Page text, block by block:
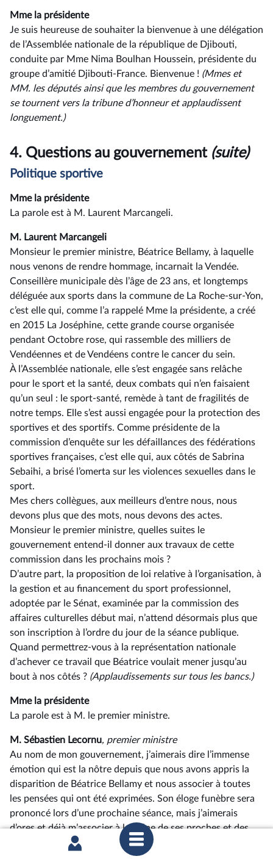
Mme la présidente
Je suis heureuse de souhaiter la bienvenue à une délégation
de l’Assemblée nationale de la république de Djibouti,
conduite par Mme Nima Boulhan Houssein, présidente du
groupe d’amitié Djibouti-France. Bienvenue ! (Mmes et
MM. les députés ainsi que les membres du gouvernement
se tournent vers la tribune d’honneur et applaudissent
longuement.)
4. Questions au gouvernement(suite)
Politique sportive
Mme la présidente
La parole est à M. Laurent Marcangeli.
M. Laurent Marcangeli
Monsieur le premier ministre, Béatrice Bellamy, à laquelle
nous venons de rendre hommage, incarnait la Vendée.
Conseillère municipale dès l’âge de 23 ans, et longtemps
déléguée aux sports dans la commune de La Roche-sur-Yon,
c’est elle qui, comme l’a rappelé Mme la présidente, a créé
en 2015 La Joséphine, cette grande course organisée
pendant Octobre rose, qui rassemble des milliers de
Vendéennes et de Vendéens contre le cancer du sein.
À l’Assemblée nationale, elle s’est engagée sans relâche
pour le sport et la santé, deux combats qui n’en faisaient
qu’un seul : le sport-santé, remède à tant de fragilités de
notre temps. Elle s’est aussi engagée pour la protection des
sportives et des sportifs. Comme présidente de la
commission d’enquête sur les défaillances des fédérations
sportives françaises, c’est elle qui, aux côtés de Sabrina
Sebaihi, a brisé l’omerta sur les violences sexuelles dans le
sport.
Mes chers collègues, aux meilleurs d’entre nous, nous
devons plus que des mots, nous devons des actes.
Monsieur le premier ministre, quelles suites le
gouvernement entend-il donner aux travaux de cette
commission dans les prochains mois ?
D’autre part, la proposition de loi relative à l’organisation, à
la gestion et au financement du sport professionnel,
adoptée par le Sénat, examinée par la commission des
affaires culturelles début mai, n’attend désormais plus que
son inscription à l’ordre du jour de la séance publique.
Quand permettrez-vous à la représentation nationale
d’achever ce travail que Béatrice voulait mener jusqu’au
bout à nos côtés ? (Applaudissements sur tous les bancs.)
Mme la présidente
La parole est à M. le premier ministre.
M. Sébastien Lecornu, premier ministre
Au nom de mon gouvernement, j’aimerais dire l’immense
émotion qui est la nôtre depuis que nous avons appris la
disparition de Béatrice Bellamy et nous associer à toutes
les pensées qui ont été exprimées. Son éloge funèbre sera
prononcé lors d’une prochaine séance, mais j’aimerais
d’ores et déjà m’associer à la peine de ses proches et des
habitants de sa circonscription ainsi que rappeler la